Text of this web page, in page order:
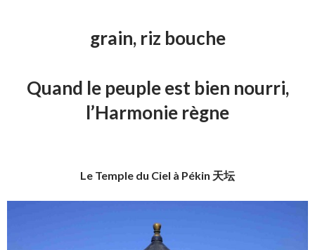
grain, riz bouche
Quand le peuple est bien nourri,
l’Harmonie règne
Le Temple du Ciel à Pékin 天坛